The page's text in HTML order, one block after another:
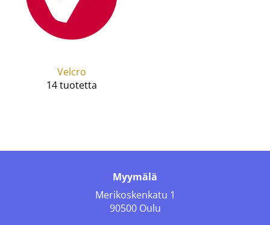
Velcro
14 tuotetta
Myymälä
Merikoskenkatu 1
90500 Oulu